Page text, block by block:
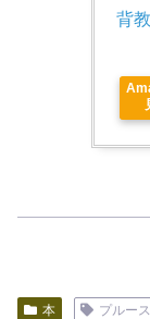
背
本 プルー